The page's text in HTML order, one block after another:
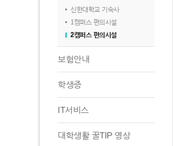
신한대학교 기숙사
1캠퍼스 편의시설
2캠퍼스 편의시설
보험안내
학생증
IT서비스
대학생활 꿀TIP 영상